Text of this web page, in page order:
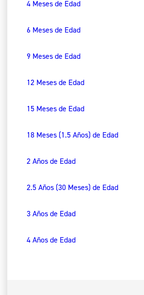
4 Meses de Edad
6 Meses de Edad
9 Meses de Edad
12 Meses de Edad
15 Meses de Edad
18 Meses (1.5 Años) de Edad
2 Años de Edad
2.5 Años (30 Meses) de Edad
3 Años de Edad
4 Años de Edad